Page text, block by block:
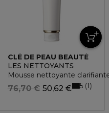
CLÉ DE PEAU BEAUTÉ
LES NETTOYANTS
Mousse nettoyante
50,62 €
76,70 € 5 1